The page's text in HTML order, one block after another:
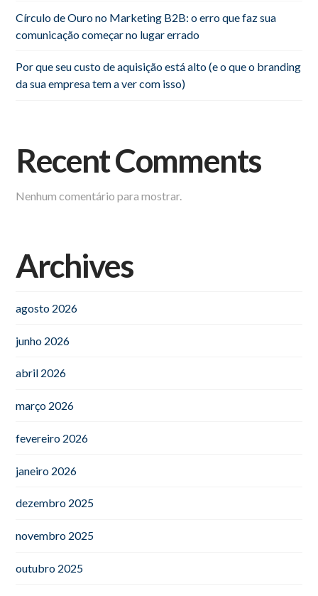
Círculo de Ouro no Marketing B2B: o erro que faz sua
comunicação começar no lugar errado
Por que seu custo de aquisição está alto (e o que o branding
da sua empresa tem a ver com isso)
Recent Comments
Nenhum comentário para mostrar.
Archives
agosto 2026
junho 2026
abril 2026
março 2026
fevereiro 2026
janeiro 2026
dezembro 2025
novembro 2025
outubro 2025